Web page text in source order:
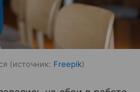
источник: Freepik